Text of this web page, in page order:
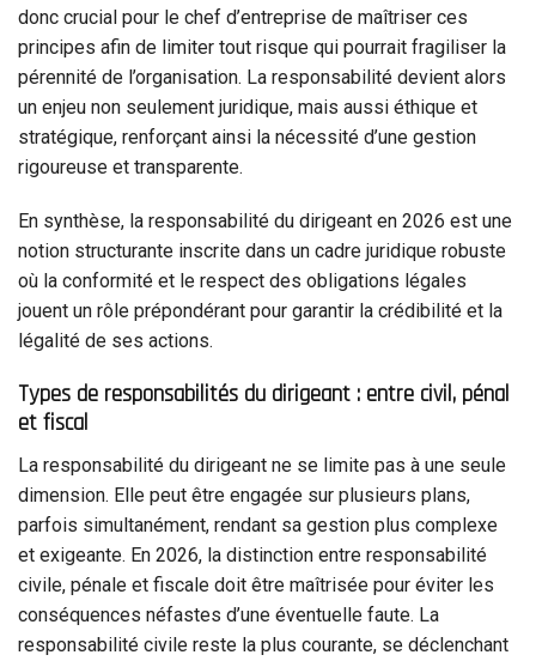
donc crucial pour le chef d’entreprise de maîtriser ces
principes afin de limiter tout risque qui pourrait fragiliser la
pérennité de l’organisation. La responsabilité devient alors
un enjeu non seulement juridique, mais aussi éthique et
stratégique, renforçant ainsi la nécessité d’une gestion
rigoureuse et transparente.
En synthèse, la responsabilité du dirigeant en 2026 est une
notion structurante inscrite dans un cadre juridique robuste
où la conformité et le respect des obligations légales
jouent un rôle prépondérant pour garantir la crédibilité et la
légalité de ses actions.
Types de responsabilités du dirigeant : entre civil, pénal
et fiscal
La responsabilité du dirigeant ne se limite pas à une seule
dimension. Elle peut être engagée sur plusieurs plans,
parfois simultanément, rendant sa gestion plus complexe
et exigeante. En 2026, la distinction entre responsabilité
civile, pénale et fiscale doit être maîtrisée pour éviter les
conséquences néfastes d’une éventuelle faute. La
responsabilité civile reste la plus courante, se déclenchant